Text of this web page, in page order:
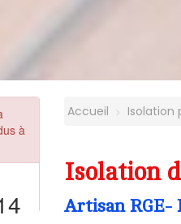
à
Accueil Isolation
Isolation
Artisan RGE-